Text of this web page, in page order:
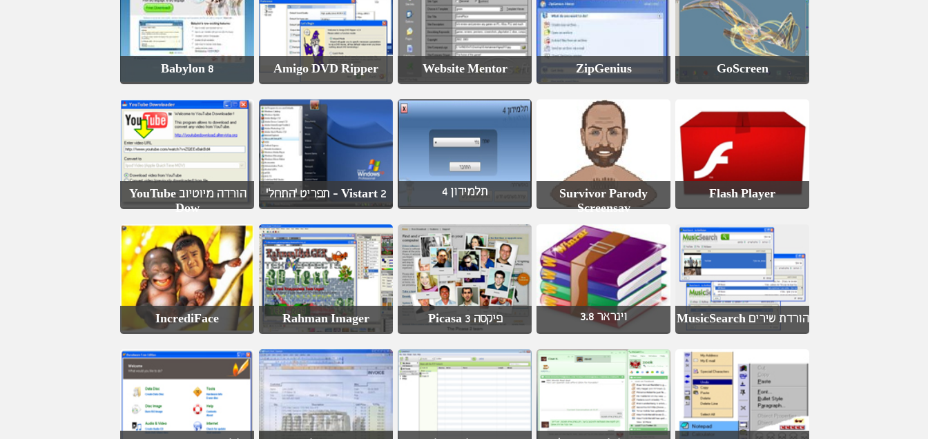
GoScreen
ZipGenius
Website Mentor
Amigo DVD Ripper
Babylon 8
Flash Player
Survivor Parody
Screensav
תלמידון 4 Vistart 2 - תפריט 'התחל'
הורדה מיוטיוב YouTube
Dow
הורדת שירים MusicSearch וינראר 3.8 פיקסה 3 Picasa Rahman Imager
IncrediFace